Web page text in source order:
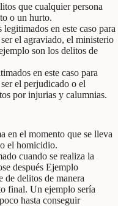
que cualquier persona
o un hurto.
legitimados en este caso para
el agraviado, el ministerio
son los delitos de
en este caso para
el perjudicado o el
por injurias y calumnias.
en el momento que se lleva
el homicidio.
cuando se realiza la
después Ejemplo
de delitos de manera
final. Un ejemplo sería
hasta conseguir